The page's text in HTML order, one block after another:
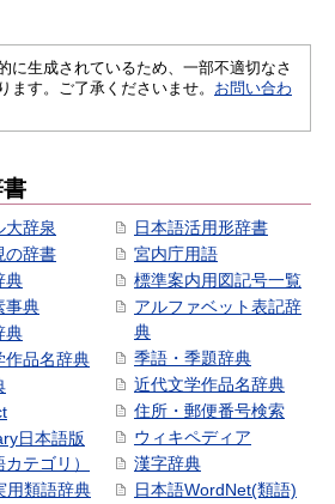
に生成されているため、一部不適切なさ
ます。ご了承くださいませ。 お問い合わ
大辞泉
の辞書
典
事典
典
作品名辞典
日本語版
カテゴリ）
用類語辞典
日本語活用形辞書
宮内庁用語
標準案内用図記号一覧
アルファベット表記辞
典
季語・季題辞典
近代文学作品名辞典
住所・郵便番号検索
ウィキペディア
漢字辞典
日本語WordNet(類語)